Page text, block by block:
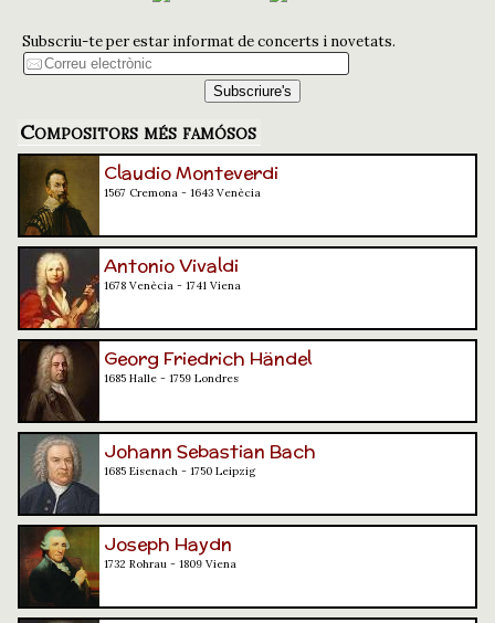
Subscriu-te per estar informat de concerts i novetats.
Compositors més famósos
Claudio Monteverdi
1567 Cremona - 1643 Venècia
Antonio Vivaldi
1678 Venècia - 1741 Viena
Georg Friedrich Händel
1685 Halle - 1759 Londres
Johann Sebastian Bach
1685 Eisenach - 1750 Leipzig
Joseph Haydn
1732 Rohrau - 1809 Viena